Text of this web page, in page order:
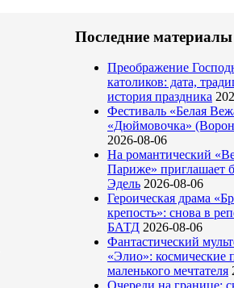
Последние материалы
Преображение
католиков: дата,
история праздника
Фестиваль «Белая
«Дюймовочка»
2026-08-06
На романтический
Париже» приглашает
Эдель 2026-08-06
Героическая драма
крепость»: снова в
БАТД 2026-08-06
Фантастический
«Элио»: космические
маленького мечтателя